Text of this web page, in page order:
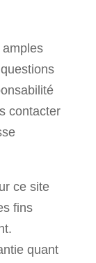
contacter
ce site
fins
quant